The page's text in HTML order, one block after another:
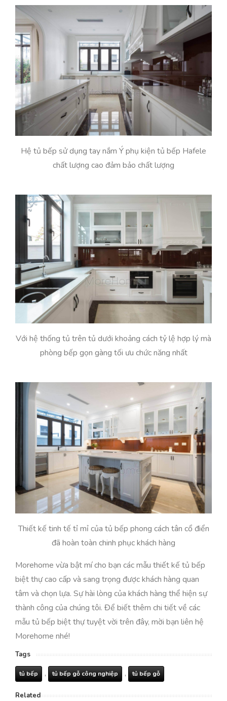
Hệ tủ bếp sử dụng tay nắm Ý phụ kiện tủ bếp Hafele
chất lượng cao đảm bảo chất lượng
Với hệ thống tủ trên tủ dưới khoảng cách tỷ lệ hợp lý mà
phòng bếp gọn gàng tối ưu chức năng nhất
Thiết kế tinh tế tỉ mỉ của tủ bếp phong cách tân cổ điển
đã hoàn toàn chinh phục khách hàng
Morehome vừa bật mí cho bạn các mẫu thiết kế tủ bếp
biệt thự cao cấp và sang trọng được khách hàng quan
tâm và chọn lựa. Sự hài lòng của khách hàng thể hiện sự
thành công của chúng tôi. Để biết thêm chi tiết về các
mẫu tủ bếp biệt thự tuyệt vời trên đây, mời bạn liên hệ
Morehome nhé!
Tags
tủ bếp , tủ bếp gỗ công nghiệp , tủ bếp gỗ
Related